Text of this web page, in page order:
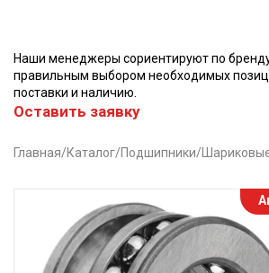
Наши менеджеры сориентируют по
правильным выбором необходимых
поставки и наличию.
Оставить заявку
Главная/Каталог/Подшипники/